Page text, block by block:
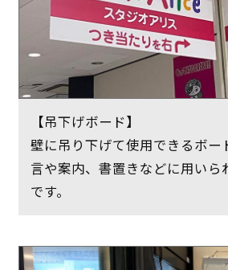
【吊下げボード】
壁に吊り下げて使用できるボー
言や案内、書置きなどに用いら
です。